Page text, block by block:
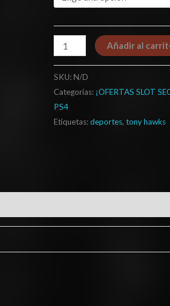
Añadir al
SKU:N/D
Categorías: ¡OFERTAS SLOT
PS4
Etiquetas:deportes, tony hawks